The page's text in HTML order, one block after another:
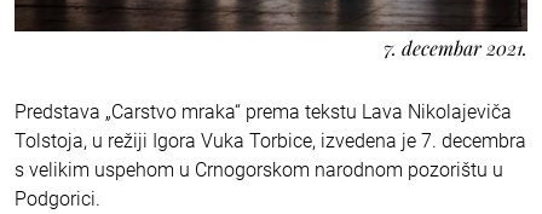
7. decembar 2021.
Predstava „Carstvo mraka“ prema tekstu Lava Nikolajeviča
Tolstoja, u režiji Igora Vuka Torbice, izvedena je 7. decembra
s velikim uspehom u Crnogorskom narodnom pozorištu u
Podgorici.